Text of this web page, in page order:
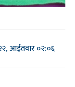
आईतवार ०२:०६